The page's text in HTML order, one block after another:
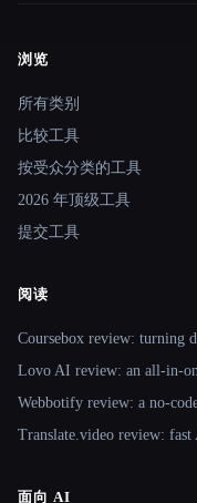
Site navigation
浏览
所有类别
比较工具
按受众分类的工具
2026 年顶级工具
提交工具
阅读
Coursebox review: turning
Lovo AI review: an all-in-
Webbotify review: a no-
Translate.video review:
面向 AI